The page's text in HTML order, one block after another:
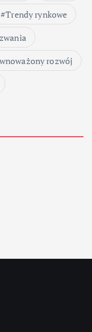
Trendy rynkowe
rozwój